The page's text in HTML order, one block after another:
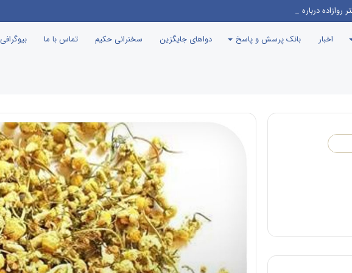
روازاده درباره ضرورت مجازات و پرداخت غرامت عاملان ماجرای کرونا
اخبار بانک پرسش و پاسخ دواهای جایگزین سخنرانی حکیم تماس با ما